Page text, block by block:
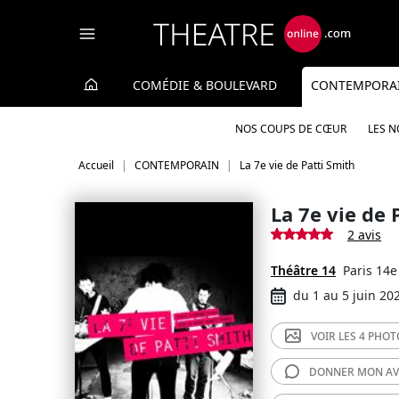
COMÉDIE & BOULEVARD
NOS COUPS DE CŒUR LES
Accueil CONTEMPORAIN La 7e vie de Patti Smith
La 7e vie de
2 avis
Théâtre 14 Paris 14e
du 1 au 5 juin
VOIR LES 4
DONNER MON